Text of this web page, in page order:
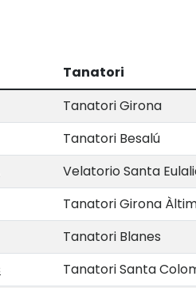
Tanatori
Tanatori Girona
Tanatori Besalú
Velatorio Santa
Tanatori Girona
Tanatori Blanes
Tanatori Santa